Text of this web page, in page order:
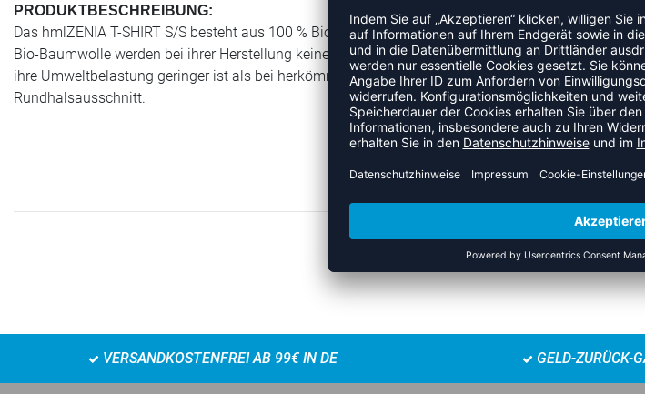
PRODUKTBESCHREIBUNG:
Das hmlZENIA T-SHIRT S/S besteht aus 100 % Bio-Baumwolle, fühlt sich superweich an und ist
Bio-Baumwolle werden bei ihrer Herstellung keine schädlichen Chemikalien oder Pestizide
ihre Umweltbelastung geringer ist als bei herkömmlicher Baumwolle. Dieses hummel® T-Shirt hat
Rundhalsausschnitt.
ZULETZT
VERSANDKOSTENFREI AB 99€ IN DE GELD-ZURÜCK-